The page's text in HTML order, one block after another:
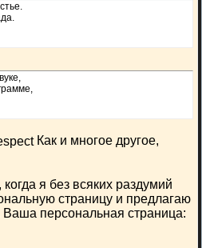
Как и многое другое,
когда я без всяких раздумий
страницу и предлагаю
персональная страница: